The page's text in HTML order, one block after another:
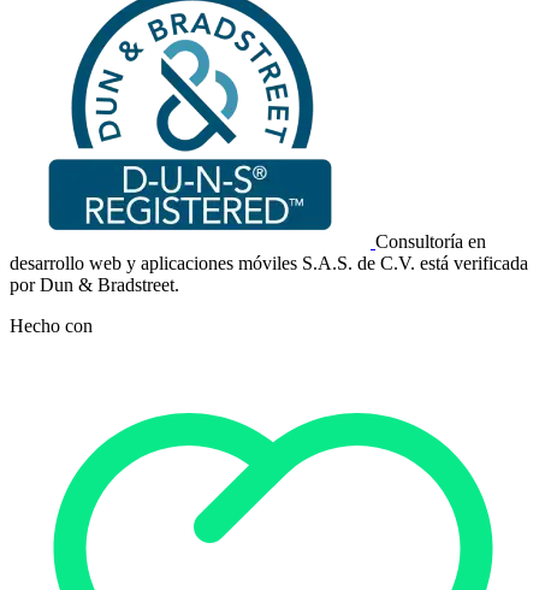
Consultoría en
desarrollo web y aplicaciones móviles S.A.S. de C.V. está verificada
por Dun & Bradstreet.
Hecho con